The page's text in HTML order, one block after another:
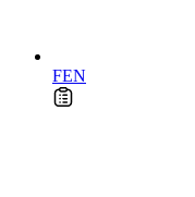
FEN